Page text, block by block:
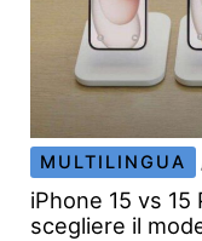
MULTILINGUA
iPhone 15 vs
scegliere il